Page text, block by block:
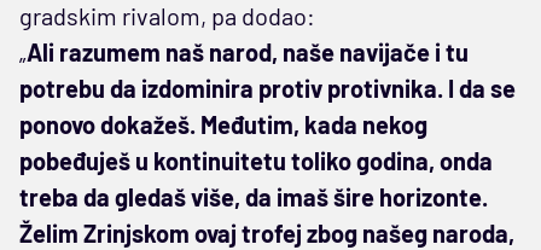
gradskim rivalom, pa dodao:
„Ali razumem naš narod, naše navijače i tu
potrebu da izdominira protiv protivnika. I da se
ponovo dokažeš. Međutim, kada nekog
pobeđuješ u kontinuitetu toliko godina, onda
treba da gledaš više, da imaš šire horizonte.
Želim Zrinjskom ovaj trofej zbog našeg naroda,